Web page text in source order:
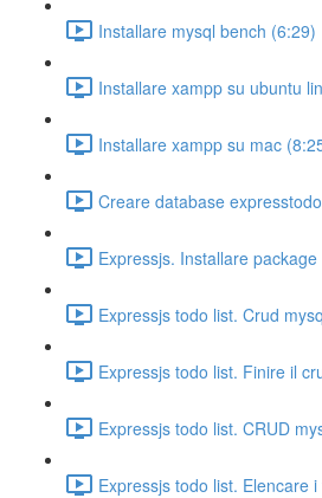
Installare mysql bench (6:29)
Installare xampp su ubuntu
Installare xampp su mac
Creare database
Expressjs. Installare
Expressjs todo list. Crud
Expressjs todo list. Finire il
Expressjs todo list. CRUD
Expressjs todo list. Elencare